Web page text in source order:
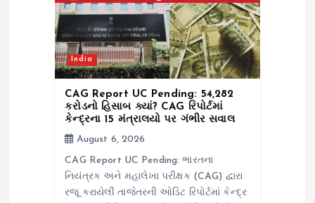
India
CAG Report UC Pending: ₹54,282
કરોડનો હિસાબ ક્યાં? CAG રિપોર્ટમાં
કેન્દ્રના 15 મંત્રાલયો પર ગંભીર સવાલ
August 6, 2026
CAG Report UC Pending: ભારતના
નિયંત્રક અને મહાલેખા પરીક્ષક (CAG) દ્વારા
રજૂ કરાયેલી તાજેતરની ઓડિટ રિપોર્ટમાં કેન્દ્ર